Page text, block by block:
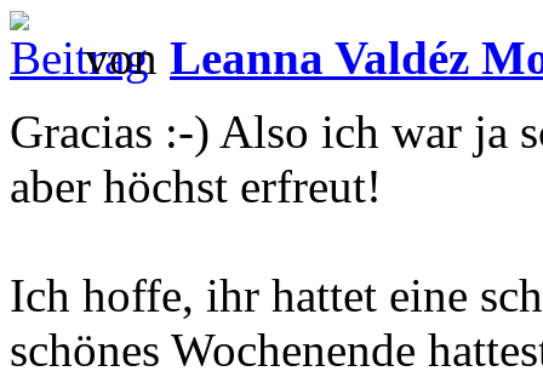
von Leanna Valdéz
Gracias :-) Also ich war ja
aber höchst erfreut!
Ich hoffe, ihr hattet eine
schönes Wochenende